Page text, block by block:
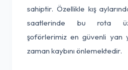
sahiptir. Özellikle kış
saatlerinde bu rota
şoförlerimiz en güvenli yan
zaman kaybını önlemektedir.